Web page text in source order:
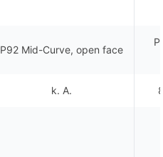
P92 Mid-Curve, open face
k. A.